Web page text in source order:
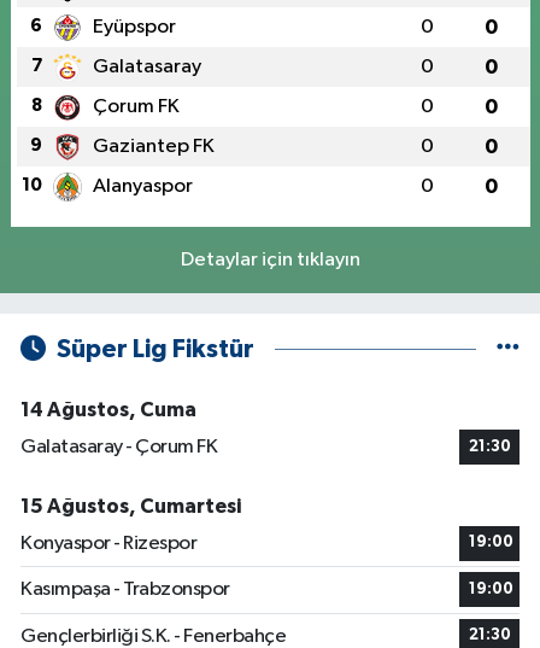
6 Eyüpspor 0 0
7 Galatasaray 0 0
8 Çorum FK 0 0
9 Gaziantep FK 0 0
10 Alanyaspor 0 0
Detaylar için tıklayın
Süper Lig Fikstür
14 Ağustos, Cuma
Galatasaray - Çorum FK
21:30
15 Ağustos, Cumartesi
Konyaspor - Rizespor
19:00
Kasımpaşa - Trabzonspor 19:00
Gençlerbirliği S.K. - Fenerbahçe 21:30